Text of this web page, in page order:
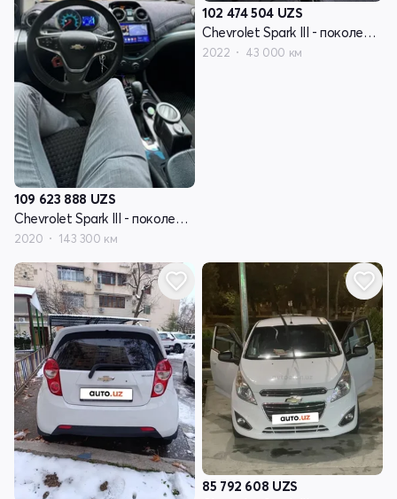
109 623 888 UZS
Chevrolet Spark III - поколение
2020 143 300 км
102 474 504 UZS
Chevrolet Spark III - поколение
2022 43 000 км
85 792 608 UZS